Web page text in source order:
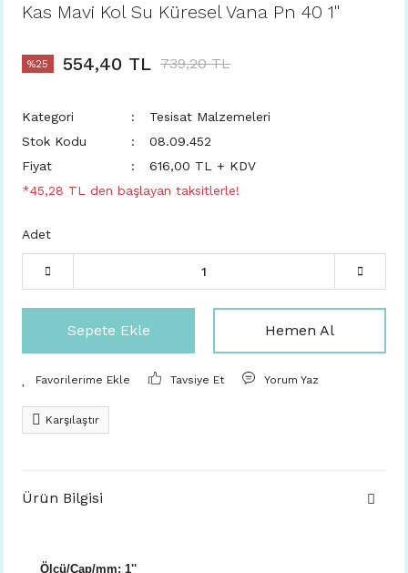
Kas Mavi Kol Su Küresel Vana Pn 40 1''
%25 554,40 TL 739,20 TL
Kategori
Tesisat Malzemeleri
Stok Kodu
08.09.452
Fiyat
616,00 TL + KDV
*45,28 TL den başlayan taksitlerle!
Adet
Sepete Ekle Hemen Al
Tavsiye Et Yorum Yaz
Karşılaştır
Ürün Bilgisi
Ölçü/Çap/mm: 1''